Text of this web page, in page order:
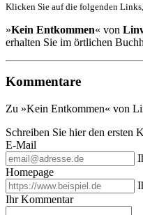
Klicken Sie auf die folgenden
»Kein Entkommen« von
erhalten Sie im örtlichen
Kommentare
Zu »Kein Entkommen« von
Schreiben Sie hier den ersten
E-Mail
Homepage
Ihr Kommentar